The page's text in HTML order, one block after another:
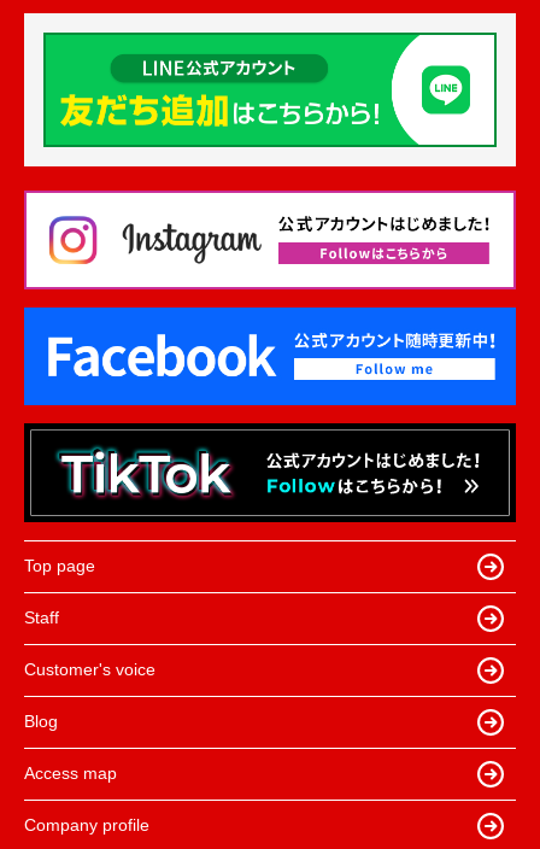
Top page
Staff
Customer's voice
Blog
Access map
Company profile